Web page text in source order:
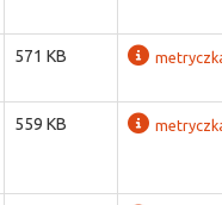
571 KB
559 KB